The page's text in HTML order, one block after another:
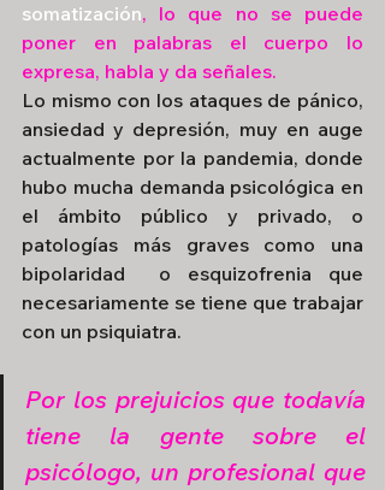
somatización, lo que no se puede
poner en palabras el cuerpo lo
expresa, habla y da señales.
Lo mismo con los ataques de pánico,
ansiedad y depresión, muy en auge
actualmente por la pandemia, donde
hubo mucha demanda psicológica en
el ámbito público y privado, o
patologías más graves como una
bipolaridad  o esquizofrenia que
necesariamente se tiene que trabajar
con un psiquiatra.
Por los prejuicios que todavía
tiene la gente sobre el
psicólogo, un profesional que